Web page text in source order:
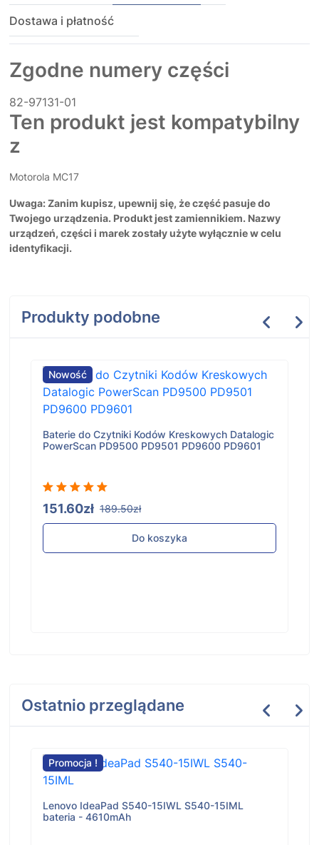
Dostawa i płatność
Zgodne numery części
82-97131-01
Ten produkt jest kompatybilny
z
Motorola MC17
Uwaga: Zanim kupisz, upewnij się, że część pasuje do
Twojego urządzenia. Produkt jest zamiennikiem. Nazwy
urządzeń, części i marek zostały użyte wyłącznie w celu
identyfikacji.
Produkty podobne
Nowość
Baterie do Czytniki Kodów Kreskowych Datalogic
PowerScan PD9500 PD9501 PD9600 PD9601
151.60zł 189.50zł
Do koszyka
Ostatnio przeglądane
Promocja !
Lenovo IdeaPad S540-15IWL S540-15IML
bateria - 4610mAh